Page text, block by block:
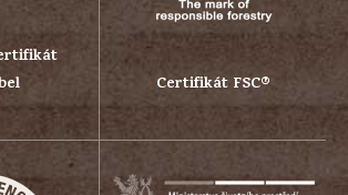
Certifikát FSC®